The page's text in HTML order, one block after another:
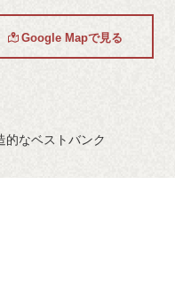
Google Mapで見る
的なベストバンク